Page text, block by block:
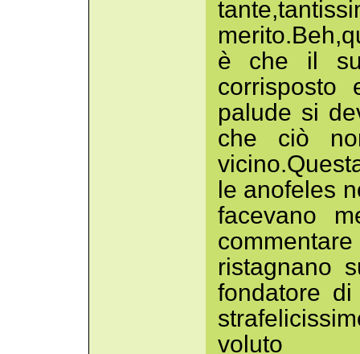
è che il
palude si
che ciò
le anofeles
facevano
ristagnano
fondatore
voluto